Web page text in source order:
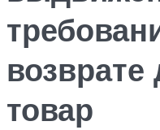
возврате
товар